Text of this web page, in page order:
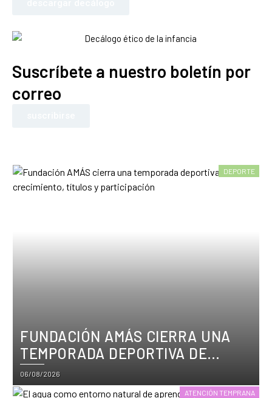
Suscríbete a nuestro boletín por
correo
DEPORTE
FUNDACIÓN AMÁS CIERRA UNA
TEMPORADA DEPORTIVA DE
CRECIMIENTO, TÍTULOS Y
PARTICIPACIÓN
Posted
on
06/08/2026
ATENCIÓN TEMPRANA